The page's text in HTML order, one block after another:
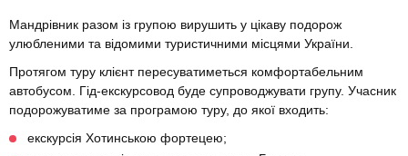
Мандрівник разом із групою вирушить у цікаву подорож
улюбленими та відомими туристичними місцями України.
Протягом туру клієнт пересуватиметься комфортабельним
автобусом. Гід-екскурсовод буде супроводжувати групу. Учасник
подорожуватиме за програмою туру, до якої входить:
екскурсія Хотинською фортецею;